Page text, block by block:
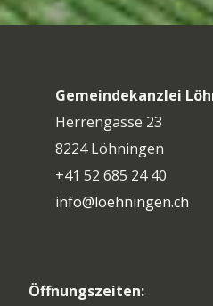
Gemeindekanzlei
Herrengasse 23
8224 Löhningen
+41 52 685 24 40
info@loehningen.ch
Öffnungszeiten: